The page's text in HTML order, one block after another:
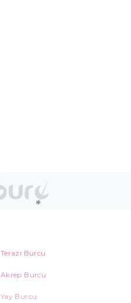
Terazi Burcu
Akrep Burcu
Yay Burcu